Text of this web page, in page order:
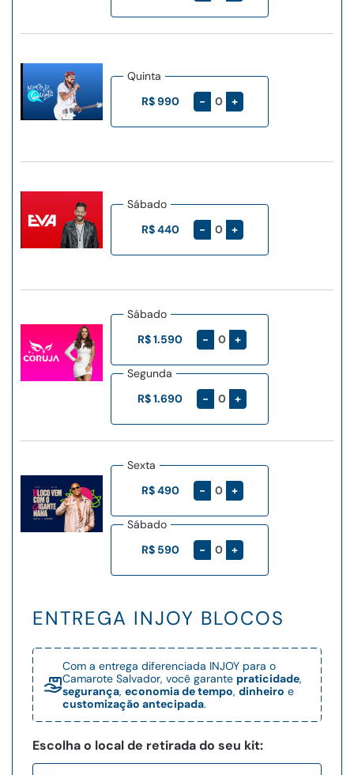
Quinta
R$ 990
- +
Sábado
R$ 440
- +
Sábado
R$ 1.590
- +
Segunda
R$ 1.690
- +
Sexta
R$ 490
- +
Sábado
R$ 590
- +
ENTREGA INJOY BLOCOS
Com a entrega diferenciada INJOY para o
Camarote Salvador, você garante praticidade,
segurança, economia de tempo, dinheiro e
customização antecipada.
Escolha o local de retirada do seu kit: